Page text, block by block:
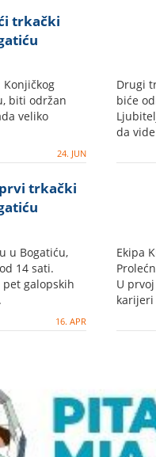
trkački
biti održan
veliko
24. JUN
Drugi
biće
da
trkački
u Bogatiću,
14 sati.
pet galopskih
16. APR
Ekipa
U
karijeri